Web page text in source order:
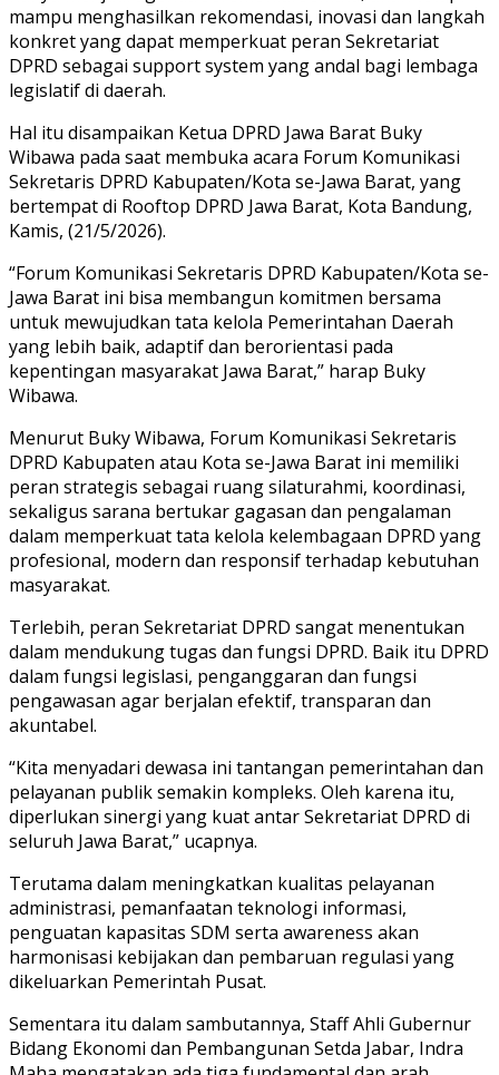
mampu menghasilkan rekomendasi, inovasi dan langkah
konkret yang dapat memperkuat peran Sekretariat
DPRD sebagai support system yang andal bagi lembaga
legislatif di daerah.
Hal itu disampaikan Ketua DPRD Jawa Barat Buky
Wibawa pada saat membuka acara Forum Komunikasi
Sekretaris DPRD Kabupaten/Kota se-Jawa Barat, yang
bertempat di Rooftop DPRD Jawa Barat, Kota Bandung,
Kamis, (21/5/2026).
“Forum Komunikasi Sekretaris DPRD Kabupaten/Kota se-
Jawa Barat ini bisa membangun komitmen bersama
untuk mewujudkan tata kelola Pemerintahan Daerah
yang lebih baik, adaptif dan berorientasi pada
kepentingan masyarakat Jawa Barat,” harap Buky
Wibawa.
Menurut Buky Wibawa, Forum Komunikasi Sekretaris
DPRD Kabupaten atau Kota se-Jawa Barat ini memiliki
peran strategis sebagai ruang silaturahmi, koordinasi,
sekaligus sarana bertukar gagasan dan pengalaman
dalam memperkuat tata kelola kelembagaan DPRD yang
profesional, modern dan responsif terhadap kebutuhan
masyarakat.
Terlebih, peran Sekretariat DPRD sangat menentukan
dalam mendukung tugas dan fungsi DPRD. Baik itu DPRD
dalam fungsi legislasi, penganggaran dan fungsi
pengawasan agar berjalan efektif, transparan dan
akuntabel.
“Kita menyadari dewasa ini tantangan pemerintahan dan
pelayanan publik semakin kompleks. Oleh karena itu,
diperlukan sinergi yang kuat antar Sekretariat DPRD di
seluruh Jawa Barat,” ucapnya.
Terutama dalam meningkatkan kualitas pelayanan
administrasi, pemanfaatan teknologi informasi,
penguatan kapasitas SDM serta awareness akan
harmonisasi kebijakan dan pembaruan regulasi yang
dikeluarkan Pemerintah Pusat.
Sementara itu dalam sambutannya, Staff Ahli Gubernur
Bidang Ekonomi dan Pembangunan Setda Jabar, Indra